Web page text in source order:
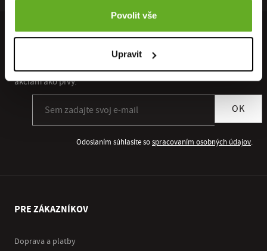
Povolit vše
Upravit
akciám ako prvý.
OK
Odoslaním súhlasíte sospracovaním osobných údajov.
PRE ZÁKAZNÍKOV
Doprava a platby